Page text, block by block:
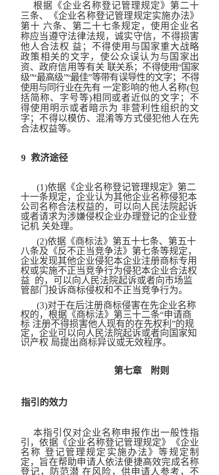
根据《企业名称登记管理规定》第二十
三条、《企业名称登记管理规定实施办法》
第十 六条、第二十七条规定，使用企业名
称应当遵守法律法规，诚实守信，不得损害
他人合法权 益；不得使用与国家重大战略
政策相关的文字，使公众误认为与国家出
资、政府信用等有关 联关系；不得使用“国家
级”“最高级”“最佳”等带有误导性的文字；不得
使用与同行业在先有 一定影响的他人名称(包
括简称、字号等)相同或者近似的文字；不
得使用明示或者暗示为 非营利性组织的文
字；不得以模仿、混淆等方式侵犯他人在先
合法权益等。
9 救济途径
(1)依据《企业名称登记管理规定》第二
十一条规定，企业认为其他企业名称侵犯本
公司名称合法权益的，可以向人民法院起诉
或者请求为涉嫌侵权企业办理登记的企业登
记机 关处理。
(2)依据《商标法》第五十七条、第五十
八条及《反不正当竞争法》第七条等规定，
企业发现其他企业侵犯本企业注册商标专用
权或实施不正当竞争行为侵犯本企业合法权
益 的，可以向人民法院起诉或者向市场监
管部门投诉商标侵权和不正当竞争行为。
(3)对于在后注册商标侵害在先企业名称
权的，根据《商标法》第三十二条“申请商
标 注册不得损害他人现有的在先权利”的规
定，企业可以向人民法院起诉或者向国家知
识产权 局提出商标异议或无效程序。
第七章 附则
指引的效力
本指引仅对企业名称申报作出一般性指
引，依据《企业名称登记管理规定》《企业
名称 登记管理规定实施办法》等规定制
定，旨在帮助申请人依法便捷高效完成名称
登记，防范潜 在风险，供申请人参考，不